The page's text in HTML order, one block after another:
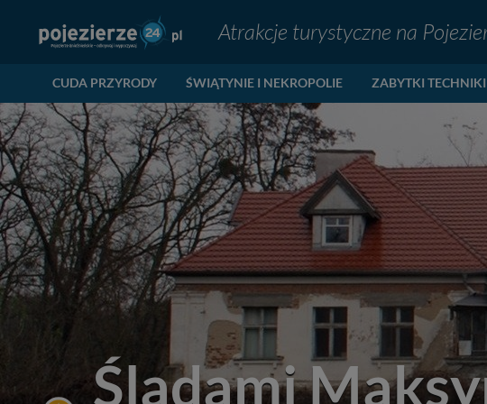
Atrakcje turystyczne na
CUDA PRZYRODY ŚWIĄTYNIE I NEKROPOLIE ZABYTKI TECHNIKI
Śladami